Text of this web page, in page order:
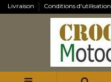
Livraison Conditions d'utilisation